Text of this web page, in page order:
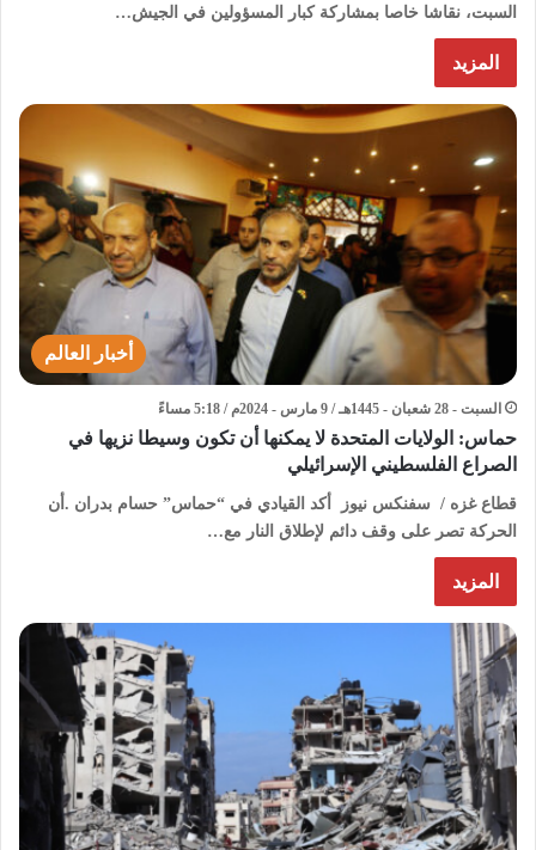
السبت، نقاشا خاصا بمشاركة كبار المسؤولين في الجيش…
المزيد
أخبار العالم
السبت - 28 شعبان - 1445هـ / 9 مارس - 2024م / 5:18 مساءً
حماس: الولايات المتحدة لا يمكنها أن تكون وسيطا نزيها في
الصراع الفلسطيني الإسرائيلي
قطاع غزه / سفنكس نيوز أكد القيادي في “حماس” حسام بدران .أن
الحركة تصر على وقف دائم لإطلاق النار مع…
المزيد